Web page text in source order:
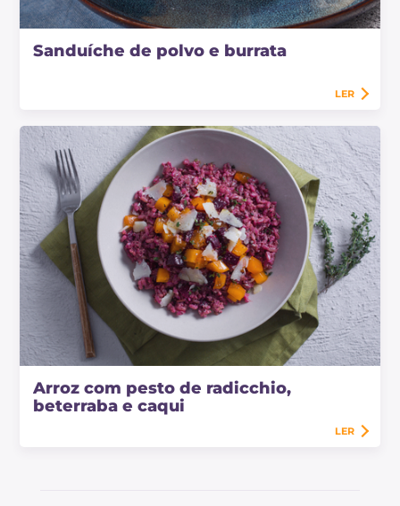
Sanduíche de polvo e burrata
LER
Arroz com pesto de radicchio,
beterraba e caqui
LER